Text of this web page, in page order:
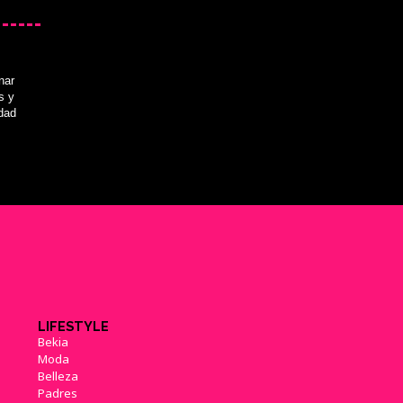
y
LIFESTYLE
Bekia
Moda
Belleza
Padres